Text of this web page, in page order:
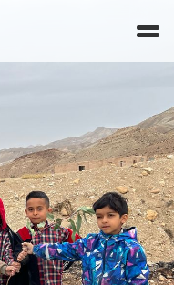
مقالات
ویدیوها